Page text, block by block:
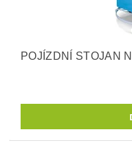
POJÍZDNÍ STOJAN